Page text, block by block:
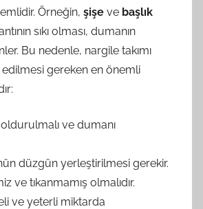
Örneğin, şişe ve başlık
sıkı olması, dumanın
Bu nedenle, nargile takımı
gereken en önemli
ve dumanı
düzgün yerleştirilmesi gerekir.
ve tıkanmamış olmalıdır.
ve yeterli miktarda